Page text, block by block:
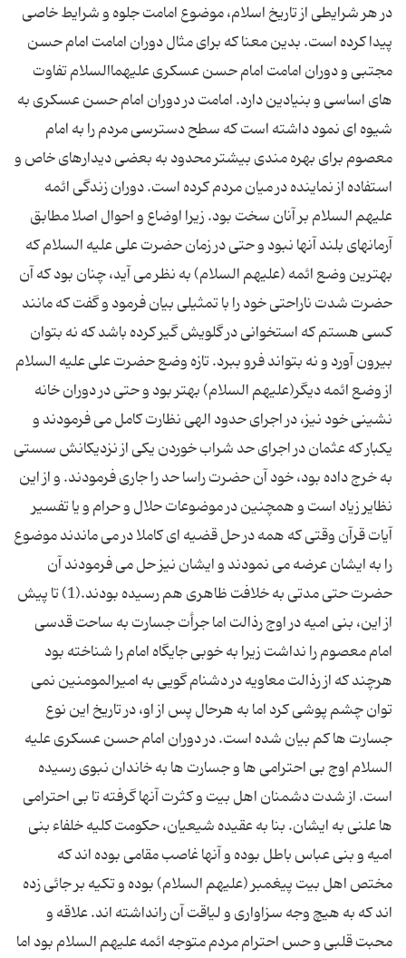
در هر شرایطی از تاریخ اسلام، موضوع امامت جلوه و شرایط خاصی
پیدا کرده است. بدین معنا که برای مثال دوران امامت امام حسن
مجتبی و دوران امامت امام حسن عسکری علیهماالسلام تفاوت
های اساسی و بنیادین دارد. امامت در دوران امام حسن عسکری به
شیوه ای نمود داشته است که سطح دسترسی مردم را به امام
معصوم برای بهره مندی بیشتر محدود به بعضی دیدارهای خاص و
استفاده از نماینده در میان مردم کرده است. دوران زندگی ائمه
علیهم السلام بر آنان سخت بود. زیرا اوضاع و احوال اصلا مطابق
آرمانهای بلند آنها نبود و حتی در زمان حضرت علی علیه السلام که
بهترین وضع ائمه (علیهم السلام) به نظر می آید، چنان بود که آن
حضرت شدت ناراحتی خود را با تمثیلی بیان فرمود و گفت که مانند
کسی هستم که استخوانی در گلویش گیر کرده باشد که نه بتوان
بیرون آورد و نه بتواند فرو ببرد. تازه وضع حضرت علی علیه السلام
از وضع ائمه دیگر(علیهم السلام) بهتر بود و حتی در دوران خانه
نشینی خود نیز، در اجرای حدود الهی نظارت کامل می فرمودند و
یکبار که عثمان در اجرای حد شراب خوردن یکی از نزدیکانش سستی
به خرج داده بود، خود آن حضرت راسا حد را جاری فرمودند. و از این
نظایر زیاد است و همچنین در موضوعات حلال و حرام و یا تفسیر
آیات قرآن وقتی که همه در حل قضیه ای کاملا در می ماندند موضوع
را به ایشان عرضه می نمودند و ایشان نیز حل می فرمودند آن
حضرت حتی مدتی به خلافت ظاهری هم رسیده بودند.(1) تا پیش
از این، بنی امیه در اوج رذالت اما جرأت جسارت به ساحت قدسی
امام معصوم را نداشت زیرا به خوبی جایگاه امام را شناخته بود
هرچند که از رذالت معاویه در دشنام گویی به امیرالمومنین نمی
توان چشم پوشی کرد اما به هرحال پس از او، در تاریخ این نوع
جسارت ها کم بیان شده است. در دوران امام حسن عسکری علیه
السلام اوج بی احترامی ها و جسارت ها به خاندان نبوی رسیده
است. از شدت دشمنان اهل بیت و کثرت آنها گرفته تا بی احترامی
ها علنی به ایشان. بنا به عقیده شیعیان، حکومت کلیه خلفاء بنی
امیه و بنی عباس باطل بوده و آنها غاصب مقامی بوده اند که
مختص اهل بیت پیغمبر (علیهم السلام) بوده و تکیه بر جائی زده
اند که به هیچ وجه سزاواری و لیاقت آن رانداشته اند. علاقه و
محبت قلبی و حس احترام مردم متوجه ائمه علیهم السلام بود اما